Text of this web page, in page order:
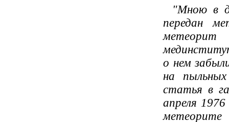
"Мною в
передан
о нем
на
статья в
апреля
метеорите